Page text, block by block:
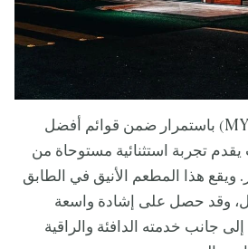
يحضر اسم ميازو (MYAZU) باستمرار ضمن قوائم أفضل
تجربة استثنائية مستوحاة من
ويقع هذا المطعم الأنيق في الطابق
وقد حصل على إشادة واسعة
جانب خدمته الدافئة والراقية